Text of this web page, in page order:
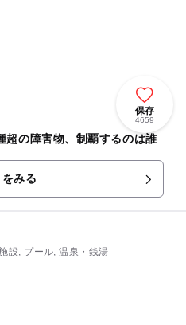
保存
4659
超の障害物、制覇するのは誰
みる
設, プール, 温泉・銭湯